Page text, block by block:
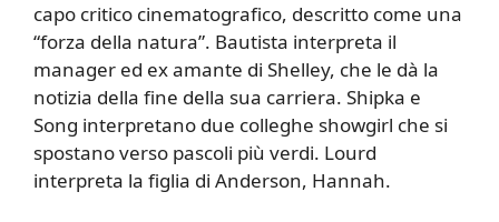
capo critico cinematografico, descritto come una
“forza della natura”. Bautista interpreta il
manager ed ex amante di Shelley, che le dà la
notizia della fine della sua carriera. Shipka e
Song interpretano due colleghe showgirl che si
spostano verso pascoli più verdi. Lourd
interpreta la figlia di Anderson, Hannah.